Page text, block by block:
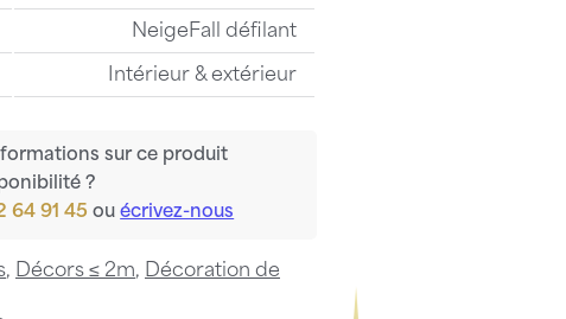
NeigeFall défilant
Intérieur & extérieur
sur ce produit
?
64 91 45 ouécrivez-nous
, Décors ≤ 2m, Décoration de